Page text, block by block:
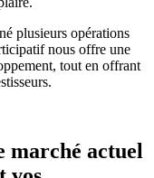
plusieurs opérations
nous offre une
tout en offrant
marché actuel